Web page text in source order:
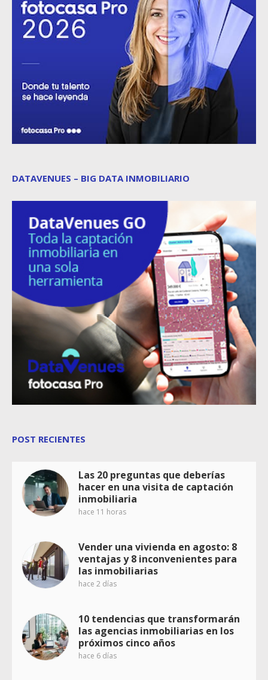
DATAVENUES – BIG DATA INMOBILIARIO
POST RECIENTES
Las 20 preguntas que deberías
hacer en una visita de captación
inmobiliaria
hace 11 horas
Vender una vivienda en agosto: 8
ventajas y 8 inconvenientes para
las inmobiliarias
hace 2 días
10 tendencias que transformarán
las agencias inmobiliarias en los
próximos cinco años
hace 6 días